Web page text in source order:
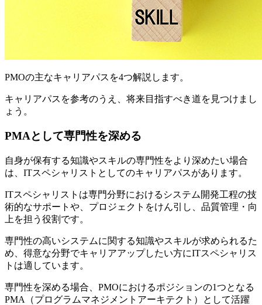
PMOの主なキャリアパスを4つ解説します。
キャリアパスを参考のうえ、将来目指すべき道を見つけまし
ょう。
PMAとして専門性を深める
自身が保有する知識やスキルの専門性をより深めたい場合
は、 ITスペシャリスト としてのキャリアパスがあります。
ITスペシャリストは専門分野における システム開発工程の技
術的なサポート や、プロジェクトをけん引し、 品質管理・向
上を担う役割 です。
専門性の高いシステムに関する知識やスキルが求められるた
め、得意な分野でキャリアアップしたい方にITスペシャリス
トは適しています。
専門性を深める場合、PMOにおけるポジションの1つとなる
PMA（プログラムマネジメントアーキテクト）
として活躍